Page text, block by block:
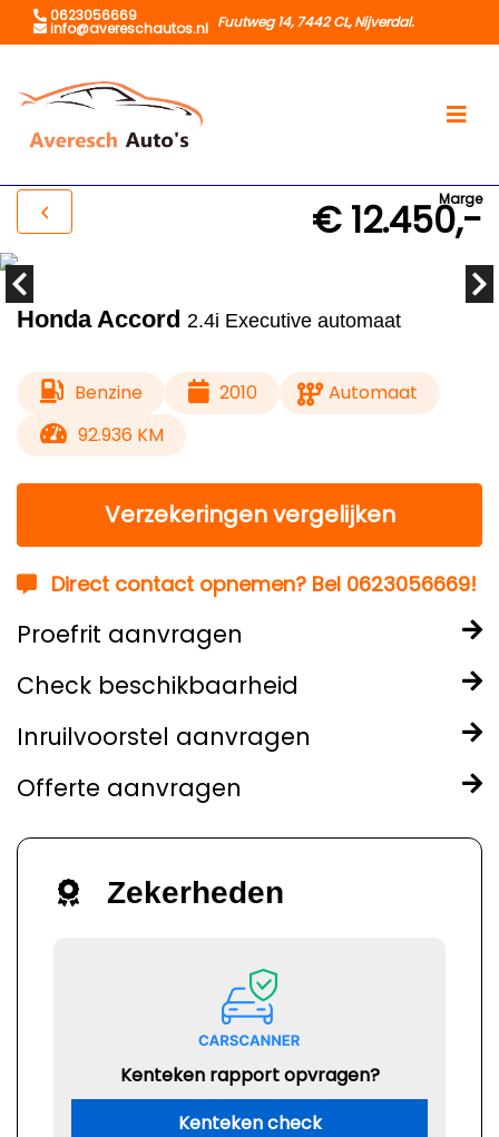
0623056669
info@avereschautos.nl Fuutweg 14, 7442 CL, Nijverdal.
Marge
€ 12.450,-
Honda Accord 2.4i Executive automaat
Benzine 2010
Automaat
92.936 KM
Verzekeringen vergelijken
Direct contact opnemen? Bel 0623056669!
Proefrit aanvragen
Check beschikbaarheid
Inruilvoorstel aanvragen
Offerte aanvragen
Zekerheden
Kenteken rapport opvragen?
Kenteken check